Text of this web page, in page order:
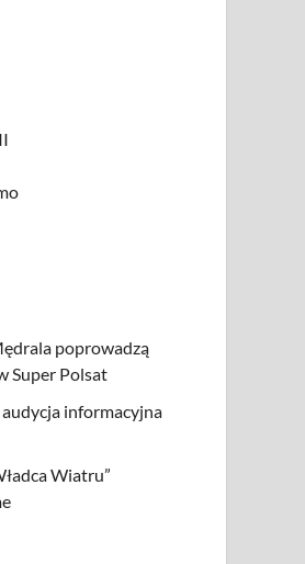
poprowadzą
Super Polsat
audycja informacyjna
Wiatru”